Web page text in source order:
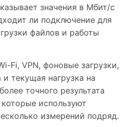
значения в Мбит/с
ли подключение для
файлов и работы
Fi, VPN, фоновые загрузки,
и текущая нагрузка на
точного результата
используют
измерений подряд.